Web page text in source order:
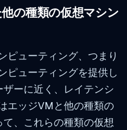
の種類の仮想マシン
ピューティング、つまり
ピューティングを提供し
ーに近く、レイテンシ
エッジVMと他の種類の
、これらの種類の仮想